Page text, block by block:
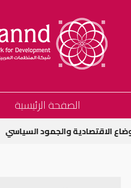
الصفحة الرئيسية
الاقتصادية والجمود السياسي